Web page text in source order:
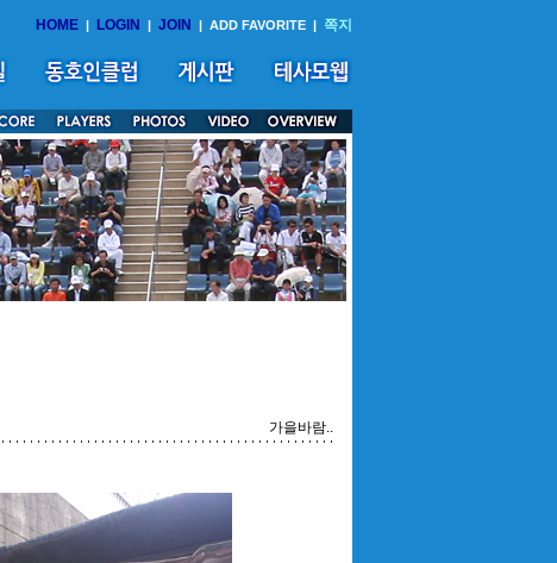
HOME | LOGIN | JOIN | ADD FAVORITE | 쪽지
가을바람..